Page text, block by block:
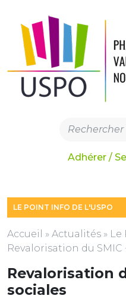
Adhérer /
LE POINT INFO DE L'USPO
Accueil » Actualités » Le
Revalorisation du SMIC
Revalorisation
sociales